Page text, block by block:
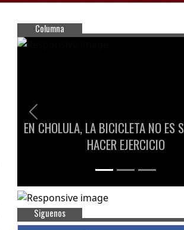
Columna
EN CHOLULA, LA BICICLETA NO ES
HACER EJERCICIO
Previous
Siguenos